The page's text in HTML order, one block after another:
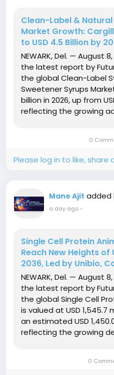
Clean-Label &
Market Growth:
to USD 4.5 Billion by
NEWARK, Del. — August
the latest report by
the global Clean-Label
Sweetener Syrups
billion in 2026, up from
reflecting the growing
0
Please log in to like, share
Mane Ajit added
a day ago-
Single Cell Protein
Reach New Heights of
2036, Led by Unibio,
NEWARK, Del. — August
the latest report by
the global Single Cell
is valued at USD 1,545.7
an estimated USD
reflecting the growing
0